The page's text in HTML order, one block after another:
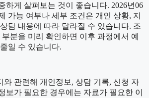
하게 살펴보는 것이 좋습니다. 2026년06
가능 여부나 세부 조건은 개인 상황, 지
담 내용에 따라 달라질 수 있습니다. 조
분을 미리 확인하면 이후 과정에서 예
일 수 있습니다.
와 관련해 개인정보, 상담 기록, 신청 자
보가 필요한 경우에는 자료가 필요한 이